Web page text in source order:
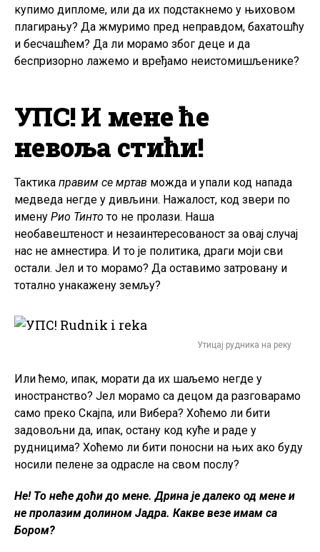
купимо дипломе, или да их подстакнемо у њиховом
плагирању? Да жмуримо пред неправдом, бахатошћу
и бесчашћем? Да ли морамо због деце и да
беспризорно лажемо и вређамо неистомишљенике?
УПС! И мене ће
невоља стићи!
Тактика правим се мртав можда и упали код напада
медведа негде у дивљини. Нажалост, код звери по
имену Рио Тинто то не пролази. Наша
необавештеност и незаинтересованост за овај случај
нас не амнестира. И то је политика, драги моји сви
остали. Јел и то морамо? Да оставимо затровану и
тотално унакажену земљу?
Утицај рудника на реку
Или ћемо, ипак, морати да их шаљемо негде у
иностранство? Јел морамо са децом да разговарамо
само преко Скајпа, или Вибера? Хоћемо ли бити
задовољни да, ипак, остану код куће и раде у
рудницима? Хоћемо ли бити поносни на њих ако буду
носили пелене за одрасле на свом послу?
Не! То неће доћи до мене. Дрина је далеко од мене и
не пролазим долином Јадра. Какве везе имам са
Бором?